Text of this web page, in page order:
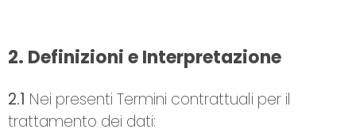
2. Definizioni e Interpretazione
2.1 Nei presenti Termini contrattuali per il
trattamento dei dati: